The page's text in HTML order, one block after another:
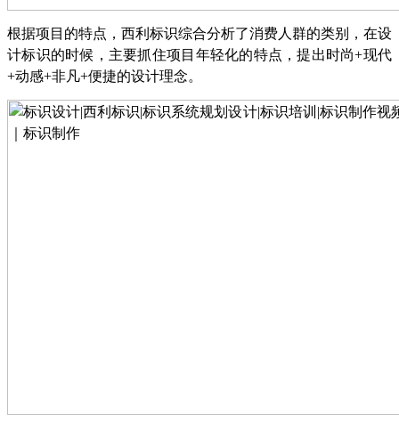
根据项目的特点 ，西利标识综合分析了消费人群的类别 ， 在设
计标识的时候，主要抓住项目年轻化的特点，提出时尚+现代
+动感+非凡+便捷的设计理念。